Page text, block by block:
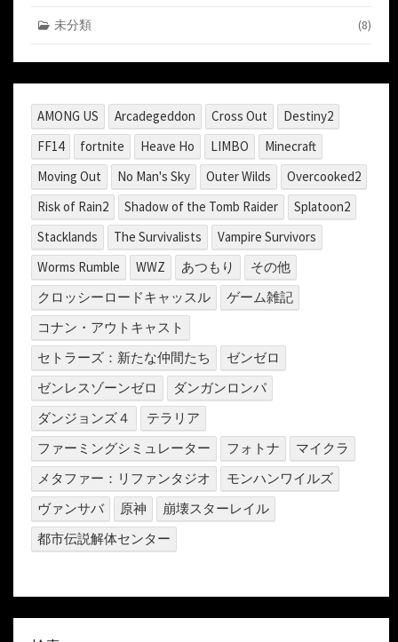
未分類 (8)
AMONG US Arcadegeddon Cross Out
Destiny2
FF14
fortnite Heave Ho LIMBO
Minecraft
Moving Out
No Man's Sky Outer Wilds
Overcooked2
Risk of Rain2
Shadow of the Tomb Raider
Splatoon2
Stacklands
The Survivalists
Vampire Survivors
Worms Rumble
WWZ あつもり
その他
クロッシーロードキャッスル
ゲーム雑記
コナン・アウトキャスト
セトラーズ：新たな仲間たち
ゼンゼロ
ゼンレスゾーンゼロ
ダンガンロンパ
ダンジョンズ４
テラリア
ファーミングシミュレーター
フォトナ
マイクラ
メタファー：リファンタジオ
モンハンワイルズ
ヴァンサバ
原神
崩壊スターレイル
都市伝説解体センター